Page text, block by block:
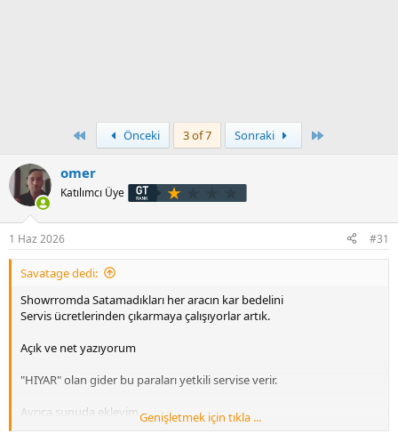
Önceki 3 of 7 Sonraki
omer
Katılımcı Üye
1 Haz 2026 #31
Savatage dedi:
Showrromda Satamadıkları her aracın kar bedelini
Servis ücretlerinden çıkarmaya çalışıyorlar artık.
Açık ve net yazıyorum
"HIYAR" olan gider bu paraları yetkili servise verir.
Ayrıca şunuda ekleyimGenişletmek için tıkla ...